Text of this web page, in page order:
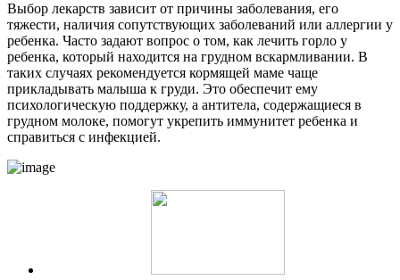
Выбор лекарств зависит от причины заболевания, его
тяжести, наличия сопутствующих заболеваний или аллергии у
ребенка. Часто задают вопрос о том, как лечить горло у
ребенка, который находится на грудном вскармливании. В
таких случаях рекомендуется кормящей маме чаще
прикладывать малыша к груди. Это обеспечит ему
психологическую поддержку, а антитела, содержащиеся в
грудном молоке, помогут укрепить иммунитет ребенка и
справиться с инфекцией.